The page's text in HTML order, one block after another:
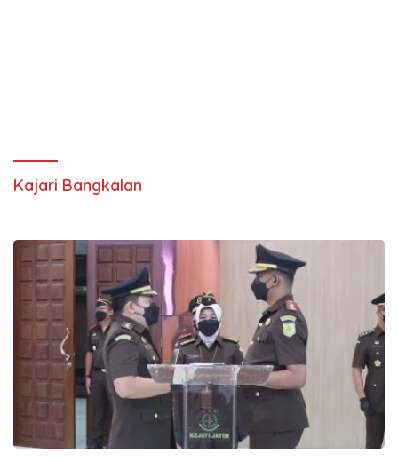
Kajari Bangkalan